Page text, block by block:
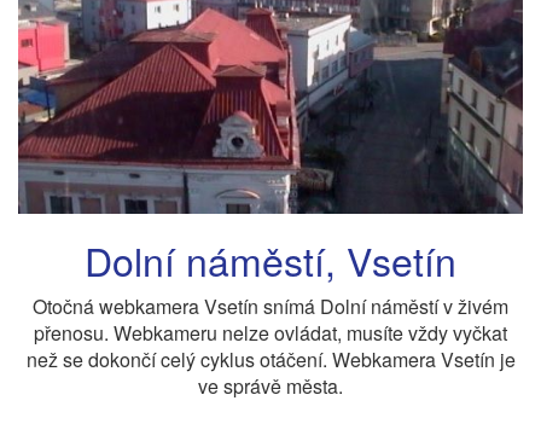
Dolní náměstí, Vsetín
Otočná webkamera Vsetín snímá Dolní náměstí v živém
přenosu. Webkameru nelze ovládat, musíte vždy vyčkat
než se dokončí celý cyklus otáčení. Webkamera Vsetín je
ve správě města.